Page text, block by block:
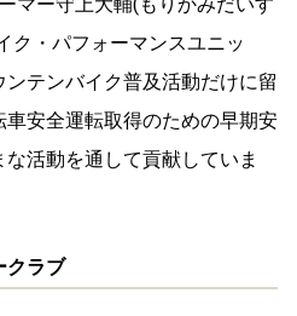
マー守上大輔(もりかみだいす
ク・パフォーマンスユニッ
ンテンバイク普及活動だけに留
車安全運転取得のための早期安
活動を通して貢献していま
クラブ